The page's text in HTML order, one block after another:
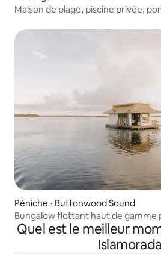
Maison de plage, piscine privée,
Péniche ⋅ Buttonwood Sound
Bungalow flottant haut de gamme
Quel est le meilleur